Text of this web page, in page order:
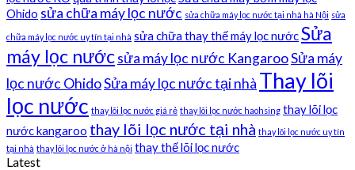
Ohido sửa chữa máy lọc nước sửa chữa máy lọc nước tại nhà hà Nội sửa
chữa máy lọc nước uy tín tại nhà sửa chữa thay thế máy lọc nướcSửa
máy lọc nướcsửa máy lọc nước KangarooSửa máy
lọc nước OhidoSửa máy lọc nước tại nhà Thay lõi
lọc nước thay lõi lọc nước giá rẻ thay lõi lọc nước haohsing thay lõi lọc
nước kangaroo thay lõi lọc nước tại nhà thay lõi lọc nước uy tín
tại nhà thay lõi lọc nước ở hà nội thay thế lõi lọc nước
Latest